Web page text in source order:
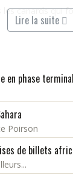
les canards qui
Lire la suite
en phase
Poirson
de billets